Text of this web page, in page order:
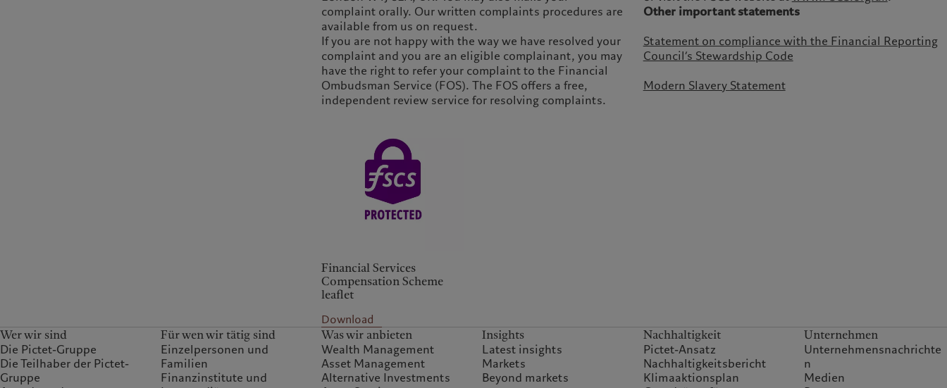
complaint orally. Our written complaints procedures are
available from us on request.
If you are not happy with the way we have resolved your
complaint and you are an eligible complainant, you may
have the right to refer your complaint to the Financial
Ombudsman Service (FOS). The FOS offers a free,
independent review service for resolving complaints.
Other important statements
Statement on compliance with the Financial Reporting
Council’s Stewardship Code
Modern Slavery Statement
Financial Services
Compensation Scheme
leaflet
Download
Wer wir sind
Die Pictet-Gruppe
Die Teilhaber der Pictet-
Gruppe
Für wen wir tätig sind
Einzelpersonen und
Familien
Finanzinstitute und
Was wir anbieten
Wealth Management
Asset Management
Alternative Investments
Insights
Latest insights
Markets
Beyond markets
Nachhaltigkeit
Pictet-Ansatz
Nachhaltigkeitsbericht
Klimaaktionsplan
Unternehmen
Unternehmensnachrichte
n
Medien